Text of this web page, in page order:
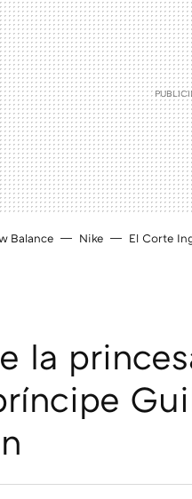
Balance Nike El Corte
la